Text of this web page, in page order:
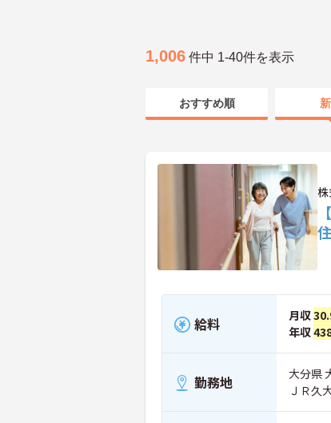
1,006 件中 1-40件を表示
おすすめ順
給料 月収
年収
勤務地
大分県
ＪＲ久